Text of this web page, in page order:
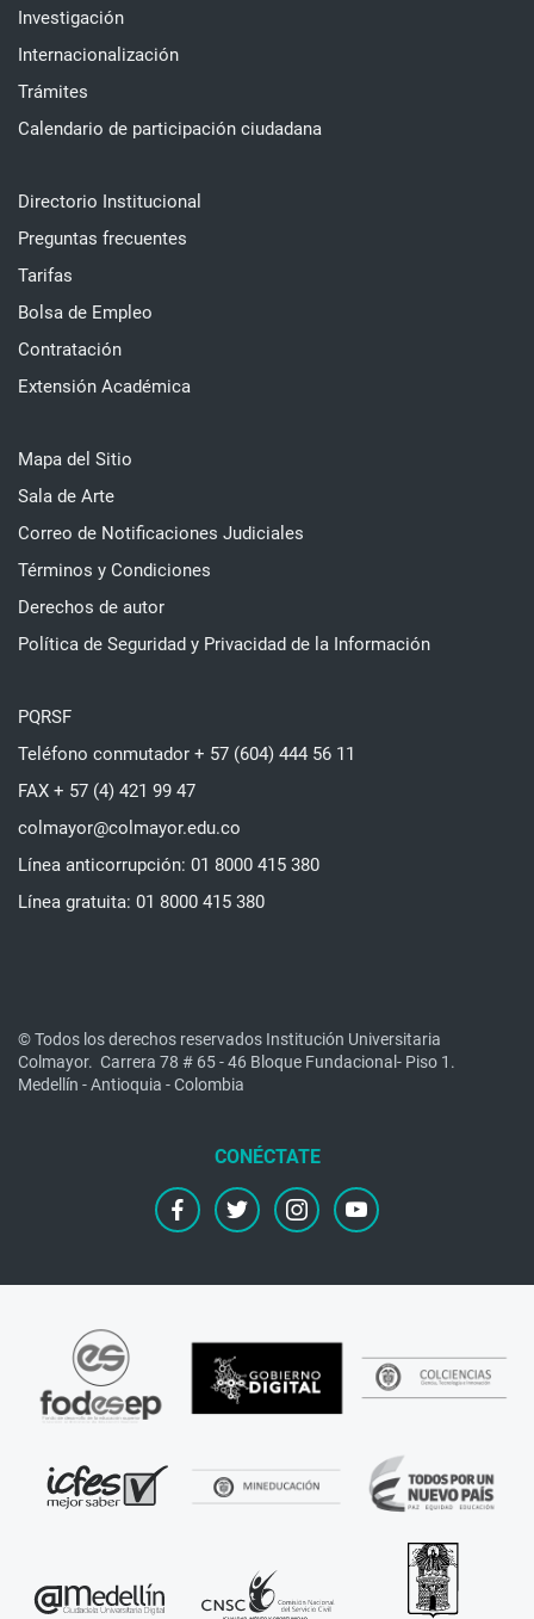
Investigación
Internacionalización
Trámites
Calendario de participación ciudadana
Directorio Institucional
Preguntas frecuentes
Tarifas
Bolsa de Empleo
Contratación
Extensión Académica
Mapa del Sitio
Sala de Arte
Correo de Notificaciones Judiciales
Términos y Condiciones
Derechos de autor
Política de Seguridad y Privacidad de la Información
PQRSF
Teléfono conmutador + 57 (604) 444 56 11
FAX + 57 (4) 421 99 47
colmayor@colmayor.edu.co
Línea anticorrupción: 01 8000 415 380
Línea gratuita: 01 8000 415 380
© Todos los derechos reservados Institución Universitaria
Colmayor. Carrera 78 # 65 - 46 Bloque Fundacional- Piso 1.
Medellín - Antioquia - Colombia
facebooktwitter instagramyoutube